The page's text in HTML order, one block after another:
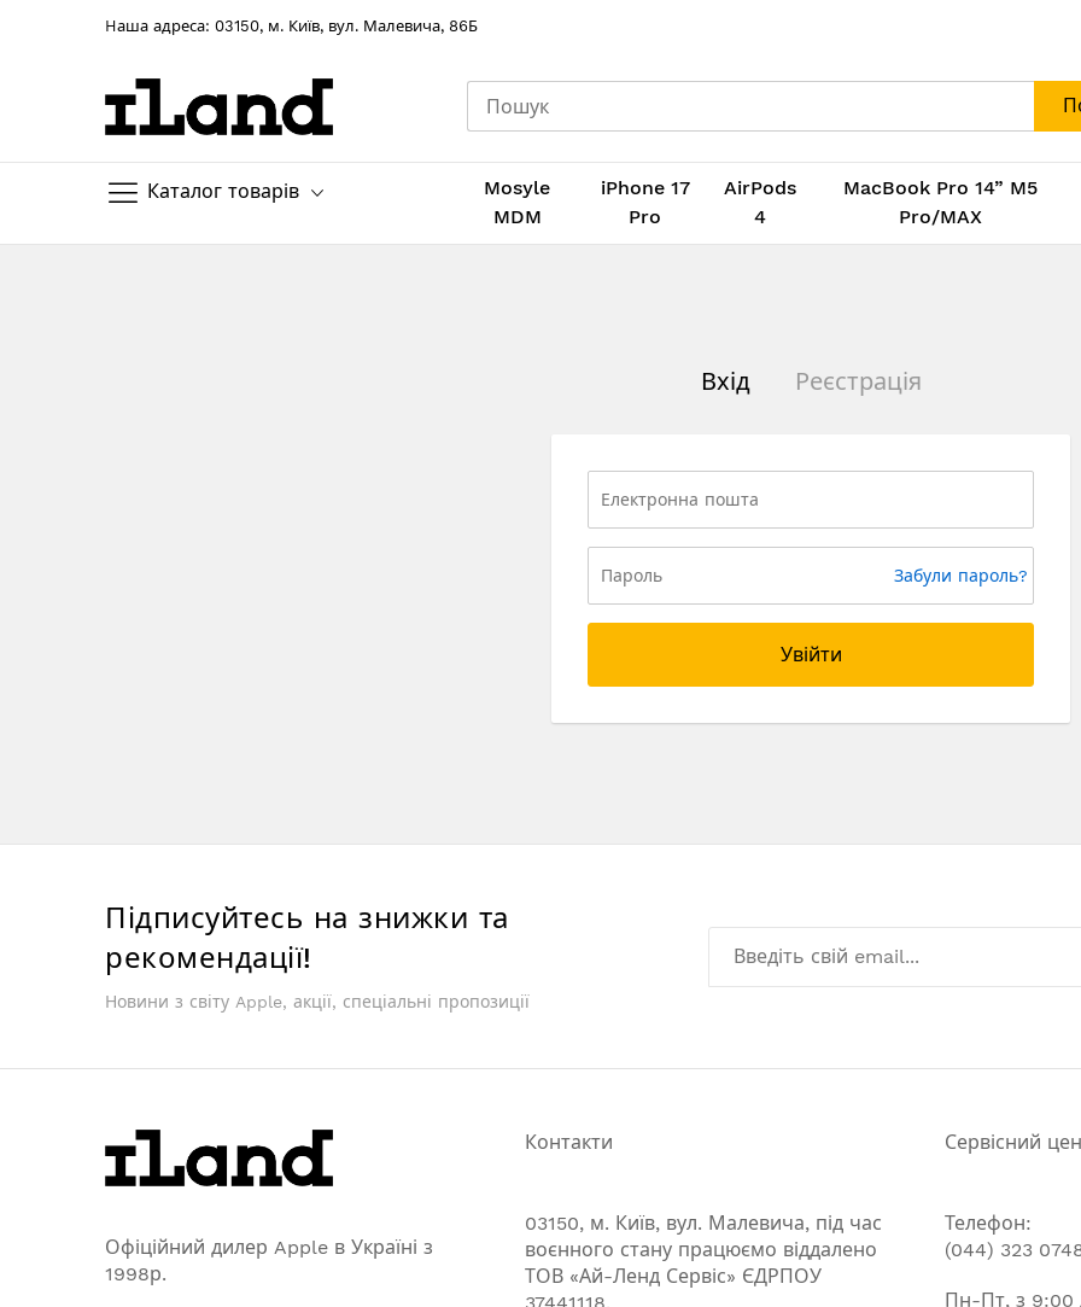
Hаша адреса: 03150, м. Київ, вул. Малевича, 86Б
Каталог товарів
Mosyle
MDM
iPhone 17
Pro
AirPods
4
MacBook Pro 14” M5
Pro/MAX
Вхід Реєстрація
Забули пароль?
Увійти
Підписуйтесь на знижки та
рекомендації!
Новини з світу Apple, акції, спеціальні пропозиції
Офіційний дилер Apple в Україні з
1998р.
Контакти
03150, м. Київ, вул. Малевича, під час
воєнного стану працюємо віддалено
ТОВ «Ай-Ленд Сервіс» ЄДРПОУ
Сервісний
Телефон:
(044) 323
Пн-Пт, з 9:00